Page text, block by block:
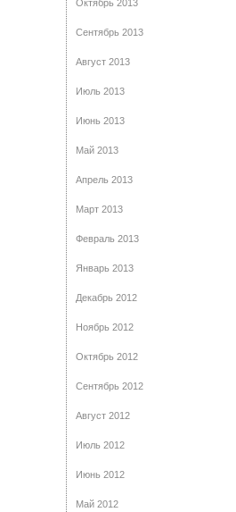
Октябрь 2013
Сентябрь 2013
Август 2013
Июль 2013
Июнь 2013
Май 2013
Апрель 2013
Март 2013
Февраль 2013
Январь 2013
Декабрь 2012
Ноябрь 2012
Октябрь 2012
Сентябрь 2012
Август 2012
Июль 2012
Июнь 2012
Май 2012